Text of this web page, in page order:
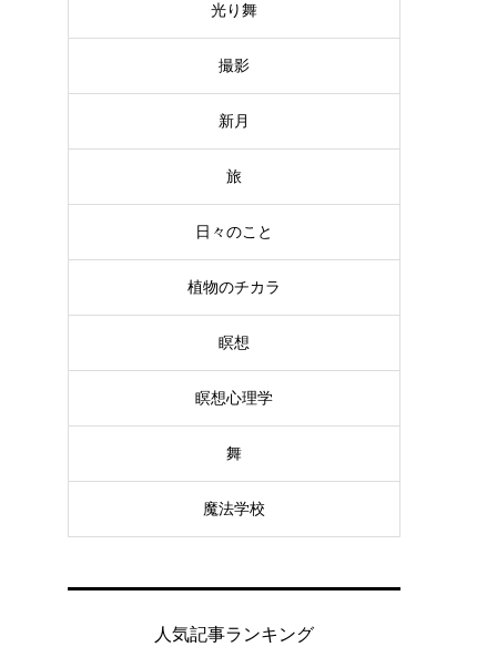
光り舞
撮影
新月
旅
日々のこと
植物のチカラ
瞑想
瞑想心理学
舞
魔法学校
人気記事ランキング